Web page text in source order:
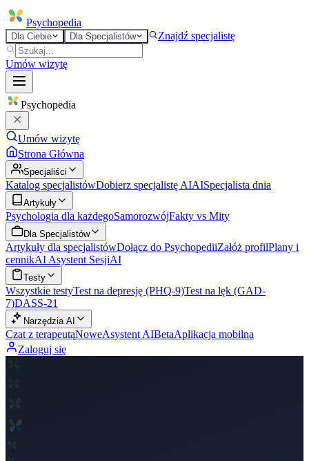
Psychopedia
Dla Ciebie Dla Specjalistów Znajdź specjalistę
Umów wizytę
Psychopedia
Umów wizytę
Strona Główna
Specjaliści
Katalog specjalistówDobierz specjalistę AIAISpecjalista dnia
Artykuły
Psychologia dla każdegoSamorozwójFakty vs Mity
Dla Specjalistów
Artykuły dla specjalistówDołącz do PsychopediiZałóż profilPlany i
cennikAI Asystent SesjiAI
Testy
Wszystkie testyTest na depresję (PHQ-9)Test na lęk (GAD-
7)DASS-21
Narzędzia AI
Czat z terapeutąNoweAsystent AIBetaAplikacja mobilna
Zaloguj się